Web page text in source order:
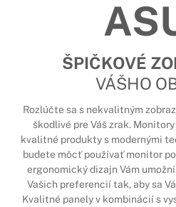
ŠPIČKOVÉ
VÁŠHO
Rozlúčte sa s nekvalitným
škodlivé pre Váš zrak.
kvalitné produkty s modernými
budete môcť používať monitor
ergonomický dizajn Vám
Vašich preferencií tak, aby sa
Kvalitné panely v kombinácií s